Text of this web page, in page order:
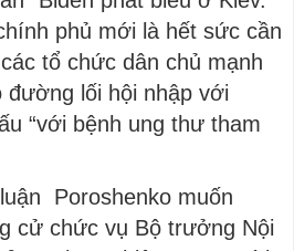
phủ mới là hết sức cần
tổ chức dân chủ mạnh
đường lối hội nhập với
“với bệnh ung thư tham
Poroshenko muốn
cử chức vụ Bộ trưởng Nội